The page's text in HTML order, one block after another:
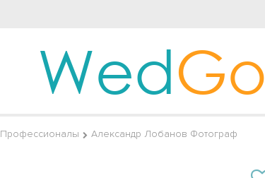
WedGo
Профессионалы Александр Лобанов Фотограф